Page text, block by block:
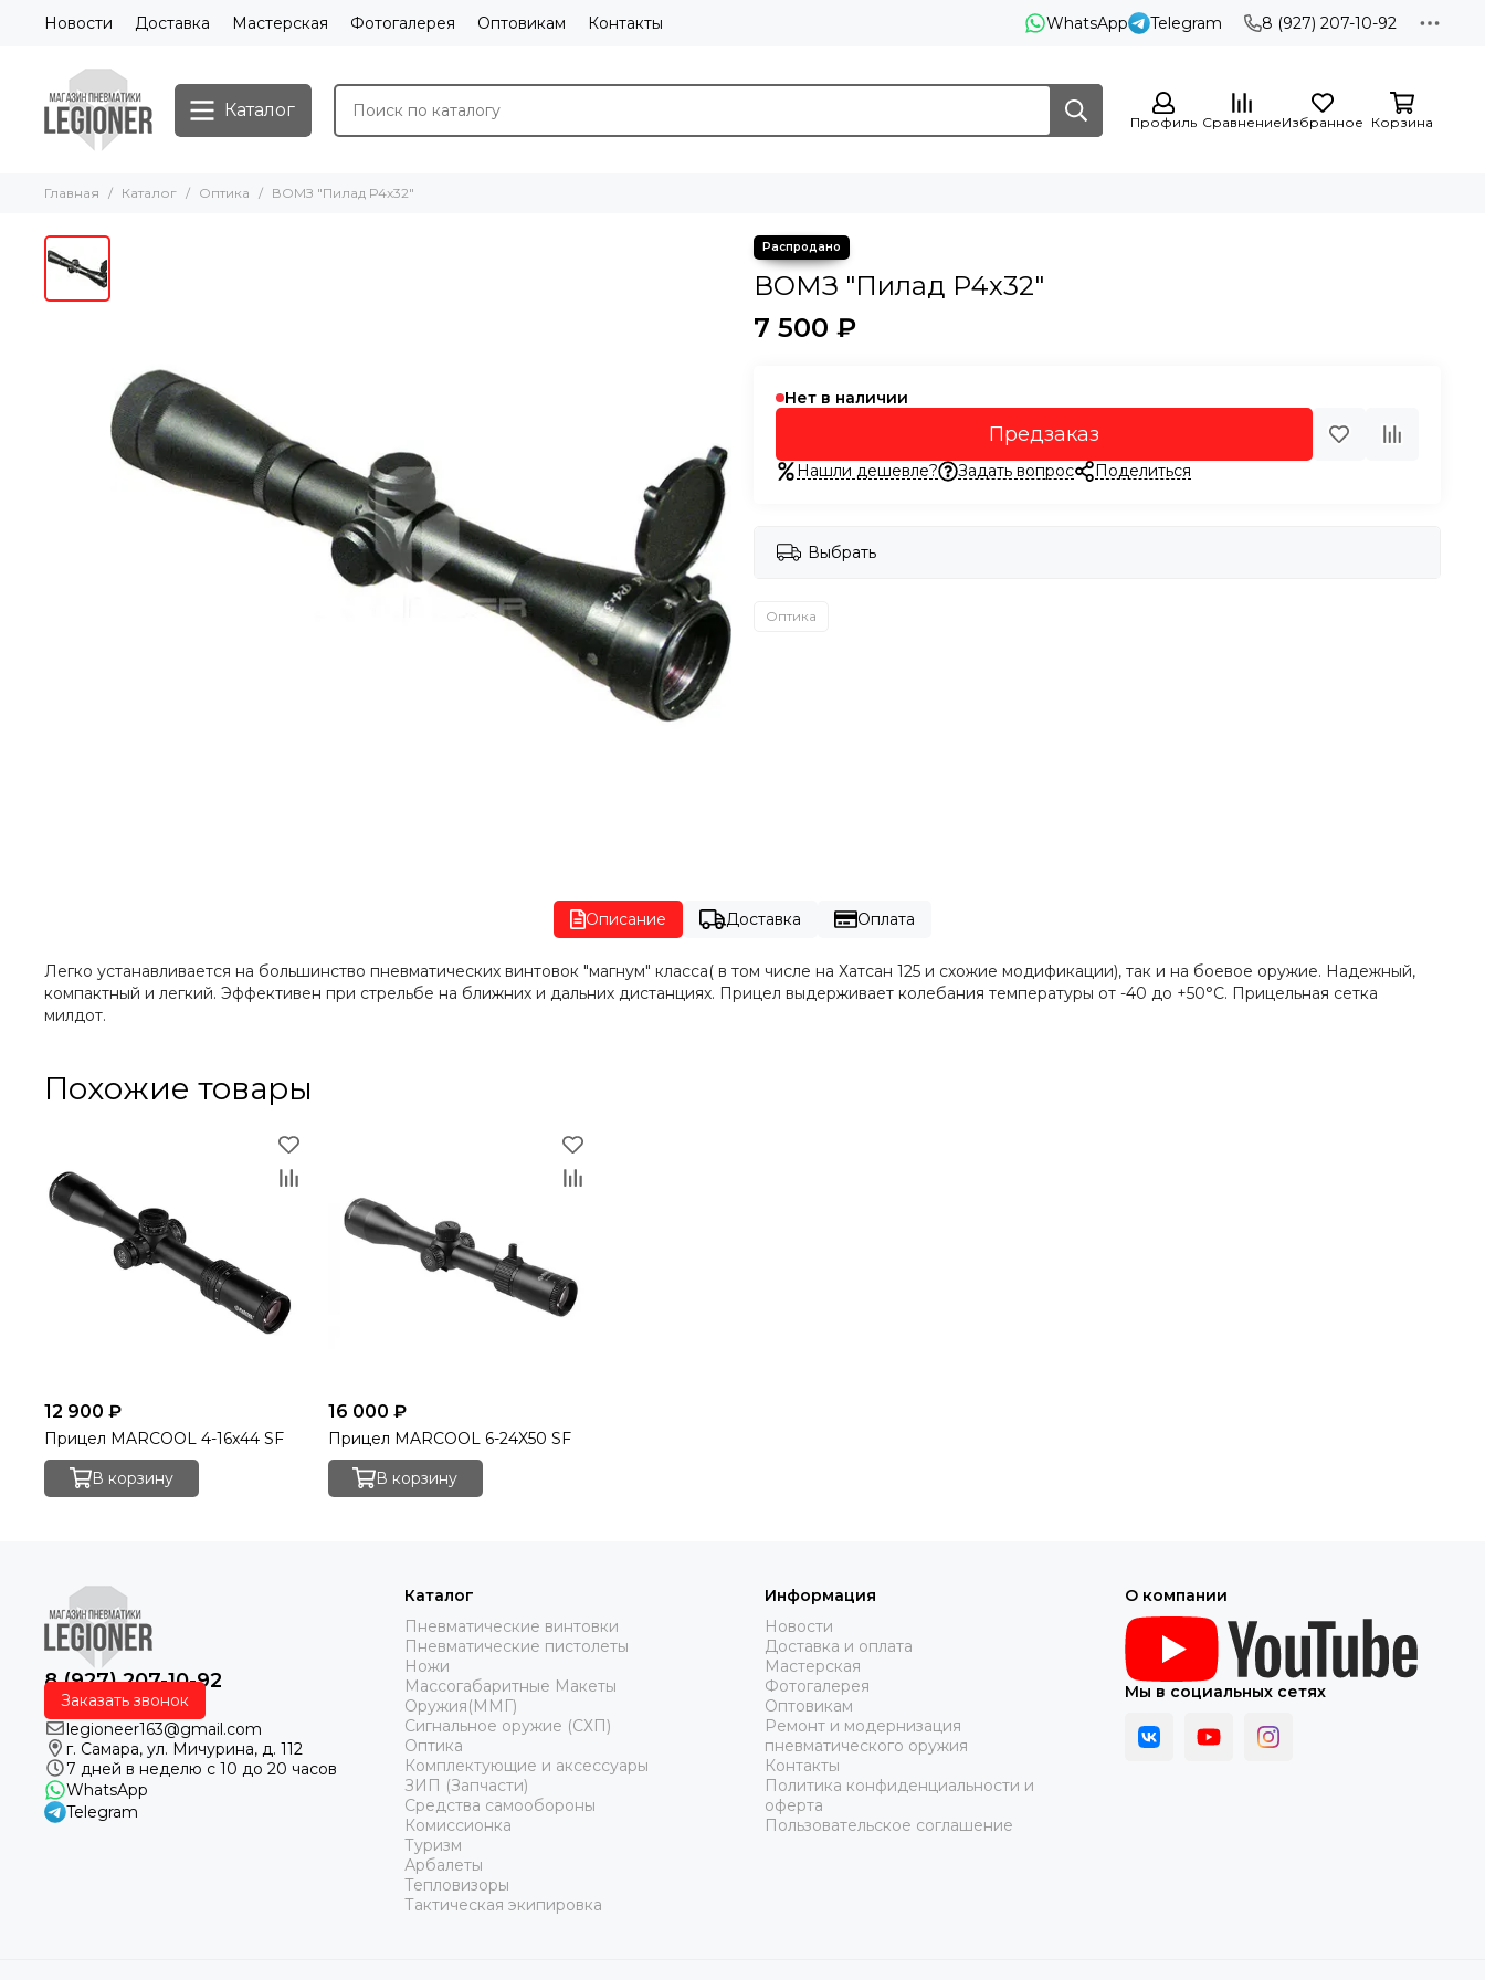
Новости Доставка Мастерская Фотогалерея Оптовикам Контакты WhatsApp Telegram 8 (927) 207-10-92
Каталог
Профиль СравнениеИзбранное Корзина
Главная Каталог Оптика ВОМЗ "Пилад Р4х32"
ВОМЗ "Пилад Р4х32"
7 500 ₽
Нет в наличии
Предзаказ
Нашли дешевле? Задать вопрос Поделиться
Выбрать
Оптика
Описание Доставка Оплата
Легко устанавливается на большинство пневматических винтовок "магнум" класса( в том числе на Хатсан 125 и схожие модификации), так и на боевое оружие. Надежный,
компактный и легкий. Эффективен при стрельбе на ближних и дальних дистанциях. Прицел выдерживает колебания температуры от -40 до +50°C. Прицельная сетка
милдот.
Похожие товары
12 900 ₽
Прицел MARCOOL 4-16x44 SF
В корзину
16 000 ₽
Прицел MARCOOL 6-24X50 SF
В корзину
8 (927) 207-10-92
Заказать звонок
legioneer163@gmail.com
г. Самара, ул. Мичурина, д. 112
7 дней в неделю с 10 до 20 часов
WhatsApp
Telegram
Каталог
Пневматические винтовки
Пневматические пистолеты
Ножи
Массогабаритные Макеты
Оружия(ММГ)
Сигнальное оружие (СХП)
Оптика
Комплектующие и аксессуары
ЗИП (Запчасти)
Средства самообороны
Комиссионка
Туризм
Арбалеты
Тепловизоры
Тактическая экипировка
Информация
Новости
Доставка и оплата
Мастерская
Фотогалерея
Оптовикам
Ремонт и модернизация
пневматического оружия
Контакты
Политика конфиденциальности и
оферта
Пользовательское соглашение
О компании
Мы в социальных сетях